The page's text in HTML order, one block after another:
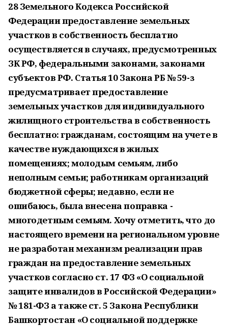
28 Земельного Кодекса Российской
Федерации предоставление земельных
участков в собственность бесплатно
осуществляется в случаях, предусмотренных
ЗК РФ, федеральными законами, законами
субъектов РФ. Статья 10 Закона РБ № 59-з
предусматривает предоставление
земельных участков для индивидуального
жилищного строительства в собственность
бесплатно: гражданам, состоящим на учете в
качестве нуждающихся в жилых
помещениях; молодым семьям, либо
неполным семьи; работникам организаций
бюджетной сферы; недавно, если не
ошибаюсь, была внесена поправка -
многодетным семьям. Хочу отметить, что до
настоящего времени на региональном уровне
не разработан механизм реализации прав
граждан на предоставление земельных
участков согласно ст. 17 ФЗ «О социальной
защите инвалидов в Российской Федерации»
№ 181-ФЗ а также ст. 5 Закона Республики
Башкортостан «О социальной поддержке